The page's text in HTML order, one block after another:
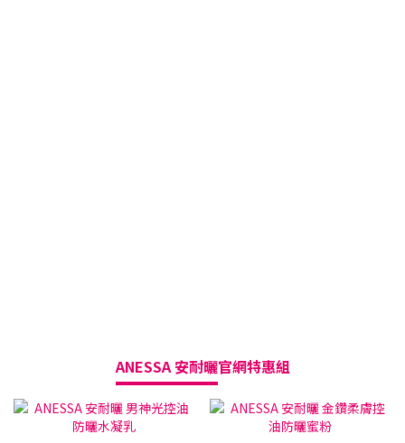
ANESSA 安耐曬官網特惠組